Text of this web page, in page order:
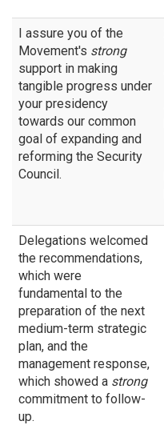
I assure you of the
Movement's strong
support in making
tangible progress under
your presidency
towards our common
goal of expanding and
reforming the Security
Council.
Delegations welcomed
the recommendations,
which were
fundamental to the
preparation of the next
medium-term strategic
plan, and the
management response,
which showed a strong
commitment to follow-
up.